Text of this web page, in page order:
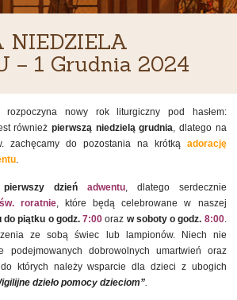
NIEDZIELA
– 1 Grudnia 2024
rozpoczyna nowy rok liturgiczny pod hasłem:
również pierwszą niedzielą grudnia, dlatego na
zachęcamy do pozostania na krótką adorację
.
pierwszy dzień adwentu, dlatego serdecznie
roratnie, które będą celebrowane w naszej
do piątku o godz.7:00 oraz w soboty ogodz. 8:00.
ze sobą świec lub lampionów. Niech nie
podejmowanych dobrowolnych umartwień oraz
do których należy wsparcie dla dzieci z ubogich
dzieło pomocy dzieciom”.